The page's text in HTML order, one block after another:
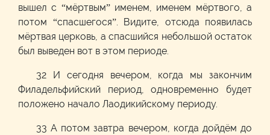
вышел с “мёртвым” именем, именем мёртвого, а
потом “спасшегося”. Видите, отсюда появилась
мёртвая церковь, а спасшийся небольшой остаток
был выведен вот в этом периоде.
32 И сегодня вечером, когда мы закончим
Филадельфийский период, одновременно будет
положено начало Лаодикийскому периоду.
33 А потом завтра вечером, когда дойдём до